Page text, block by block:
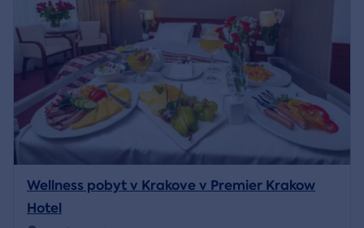
Wellness pobyt v Krakove v Premier Krakow
Hotel